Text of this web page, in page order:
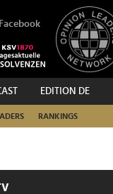
Facebook
EDITION DE
RANKINGS